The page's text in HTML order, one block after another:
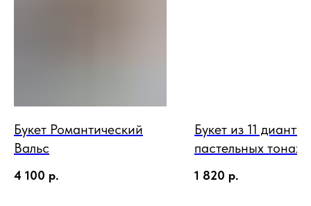
Букет Романтический
Вальс
4 100 р.
Букет из 11
пастельных тонах
1 820 р.